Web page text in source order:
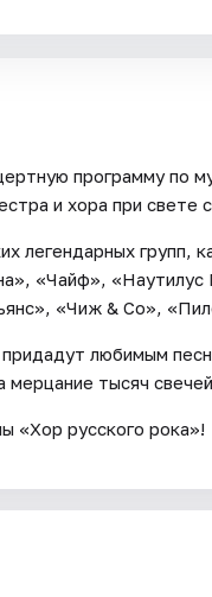
программу по
и хора при свете
легендарных
«Чайф», «Наутилус
«Чиж & Co»,
любимым
мерцание тысяч
«Хор русского рока»!